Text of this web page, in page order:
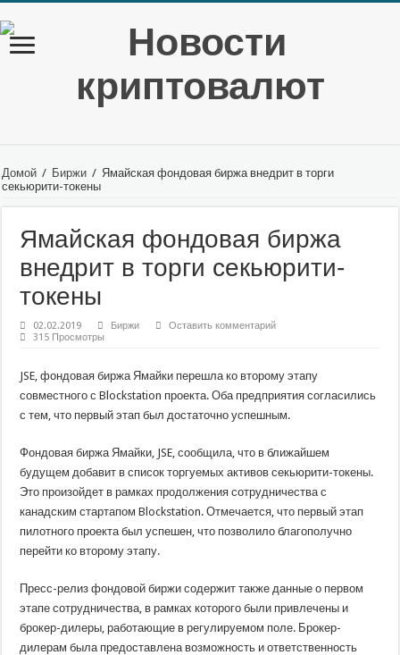
Домой / Биржи / Ямайская фондовая биржа внедрит в торги
секьюрити-токены
Ямайская фондовая биржа
внедрит в торги секьюрити-
токены
02.02.2019 Биржи
Оставить комментарий
315 Просмотры
JSE, фондовая биржа Ямайки перешла ко второму этапу
совместного с Blockstation проекта. Оба предприятия согласились
с тем, что первый этап был достаточно успешным.
Фондовая биржа Ямайки, JSE, сообщила, что в ближайшем
будущем добавит в список торгуемых активов секьюрити-токены.
Это произойдет в рамках продолжения сотрудничества с
канадским стартапом Blockstation. Отмечается, что первый этап
пилотного проекта был успешен, что позволило благополучно
перейти ко второму этапу.
Пресс-релиз фондовой биржи содержит также данные о первом
этапе сотрудничества, в рамках которого были привлечены и
брокер-дилеры, работающие в регулируемом поле. Брокер-
дилерам была предоставлена возможность и ответственность